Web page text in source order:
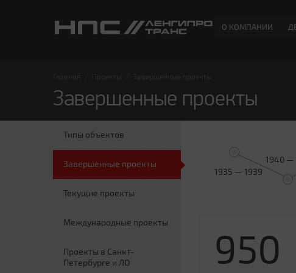
О КОМПАНИИ
Главная Проекты Завершенные проекты
Завершенные проекты
Типы объектов
Завершенные проекты
Текущие проекты
Международные проекты
Проекты в Санкт-
Петербурге и ЛО
1935 — 1939
1940 —
950